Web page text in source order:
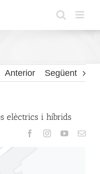
Anterior Següent
elèctrics i híbrids